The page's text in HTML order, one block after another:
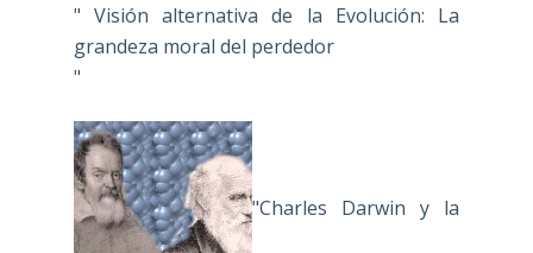
" Visión alternativa de la Evolución: La
grandeza moral del perdedor
"
"Charles Darwin y la